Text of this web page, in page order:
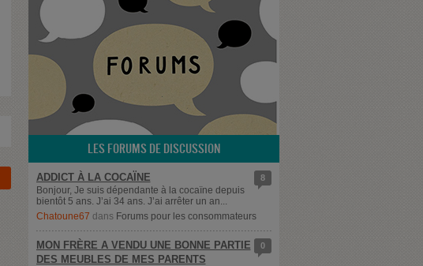
LES FORUMS DE DISCUSSION
8
ADDICT À LA COCAÏNE
Bonjour, Je suis dépendante à la cocaïne depuis
bientôt 5 ans. J’ai 34 ans. J’ai arrêter un an...
Chatoune67 dans Forums pour les consommateurs
0
MON FRÈRE A VENDU UNE BONNE PARTIE
DES MEUBLES DE MES PARENTS